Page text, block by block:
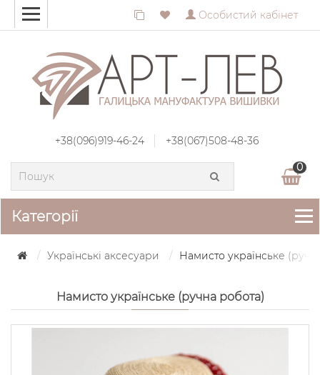
Особистий кабінет
+38(096)919-46-24 +38(067)508-48-36
0
Категорії
Українські аксесуари Намисто українське
Намисто українське (ручна робота)